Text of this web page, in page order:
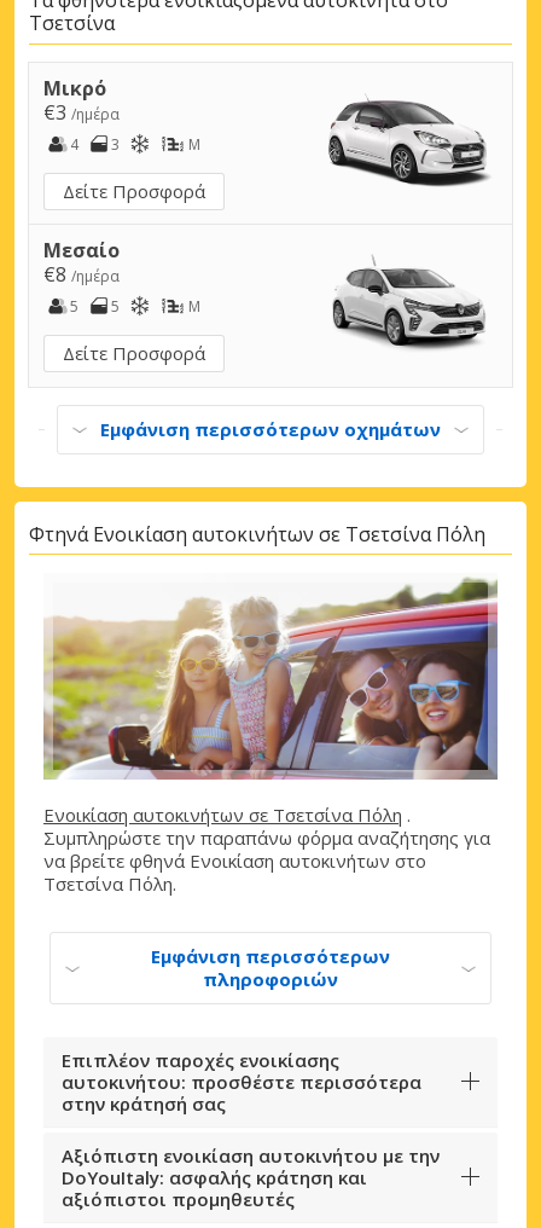
Τσετσίνα
Μικρό
€3 /ημέρα
4
3 M
Δείτε Προσφορά
Μεσαίο
€8 /ημέρα
5
5 M
Δείτε Προσφορά
Εμφάνιση περισσότερων οχημάτων
Φτηνά Ενοικίαση αυτοκινήτων σε Τσετσίνα Πόλη
Ενοικίαση αυτοκινήτων σε Τσετσίνα Πόλη .
Συμπληρώστε την παραπάνω φόρμα αναζήτησης για
να βρείτε φθηνά Ενοικίαση αυτοκινήτων στο
Τσετσίνα Πόλη.
Εμφάνιση περισσότερων
πληροφοριών
Επιπλέον παροχές ενοικίασης
αυτοκινήτου: προσθέστε περισσότερα
στην κράτησή σας
Αξιόπιστη ενοικίαση αυτοκινήτου με την
DoYouItaly: ασφαλής κράτηση και
αξιόπιστοι προμηθευτές